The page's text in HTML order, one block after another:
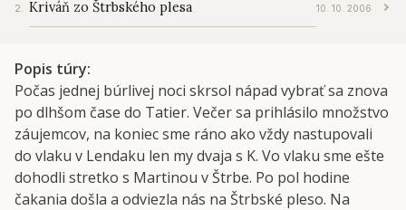
Popis túry
Počas jednej búrlivej noci skrsol nápad vybrať sa znova
po dlhšom čase do Tatier. Večer sa prihlásilo množstvo
záujemcov, na koniec sme ráno ako vždy nastupovali
do vlaku v Lendaku len my dvaja s K. Vo vlaku sme ešte
dohodli stretko s Martinou v Štrbe. Po pol hodine
čakania došla a odviezla nás na Štrbské pleso. Na
Kriváň zo Štrbského plesa 10. 10. 2006